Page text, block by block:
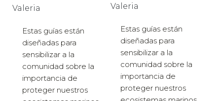
Valeria
Estas guías están
diseñadas para
sensibilizar a la
comunidad sobre la
importancia de
proteger nuestros
Valeria
Estas guías están
diseñadas para
sensibilizar a la
comunidad sobre la
importancia de
proteger nuestros